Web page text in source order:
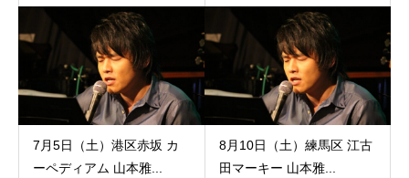
7月5日（土）港区赤坂 カ
ーペディアム 山本雅...
8月10日（土）練馬区 江古
田マーキー 山本雅...